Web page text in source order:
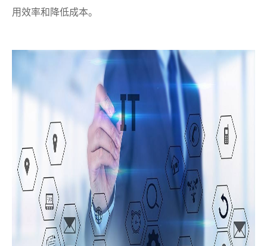
用效率和降低成本。